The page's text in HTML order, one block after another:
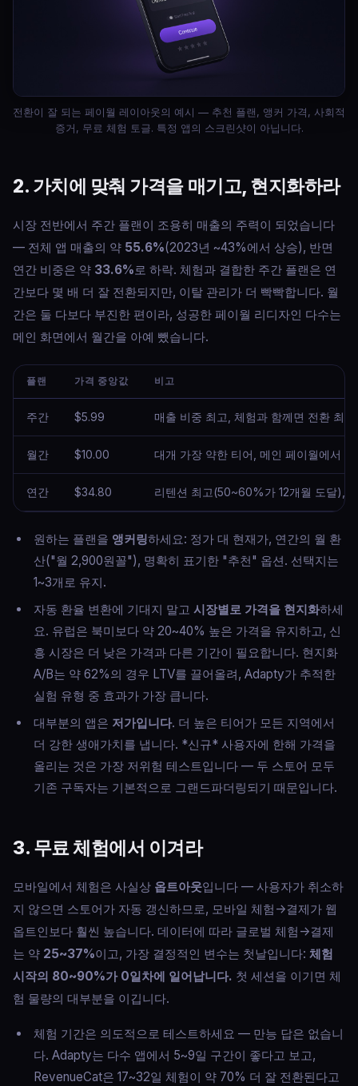
전환이 잘 되는 페이월 레이아웃의 예시 — 추천 플랜, 앵커 가격, 사회적
증거, 무료 체험 토글. 특정 앱의 스크린샷이 아닙니다.
2. 가치에 맞춰 가격을 매기고, 현지화하라
시장 전반에서 주간 플랜이 조용히 매출의 주력이 되었습니다
— 전체 앱 매출의 약 55.6%(2023년 ~43%에서 상승), 반면
연간 비중은 약 33.6%로 하락. 체험과 결합한 주간 플랜은 연
간보다 몇 배 더 잘 전환되지만, 이탈 관리가 더 빡빡합니다. 월
간은 둘 다보다 부진한 편이라, 성공한 페이월 리디자인 다수는
메인 화면에서 월간을 아예 뺐습니다.
플랜 가격 중앙값 비고
주간 $5.99 매출 비중 최고, 체험과 함께면 전환 최
월간 $10.00 대개 가장 약한 티어, 메인 페이월에서
연간 $34.80 리텐션 최고(50~60%가 12개월 도달),
원하는 플랜을 앵커링하세요: 정가 대 현재가, 연간의 월 환
산("월 2,900원꼴"), 명확히 표기한 "추천" 옵션. 선택지는
1~3개로 유지.
자동 환율 변환에 기대지 말고 시장별로 가격을 현지화하세
요. 유럽은 북미보다 약 20~40% 높은 가격을 유지하고, 신
흥 시장은 더 낮은 가격과 다른 기간이 필요합니다. 현지화
A/B는 약 62%의 경우 LTV를 끌어올려, Adapty가 추적한
실험 유형 중 효과가 가장 큽니다.
대부분의 앱은 저가입니다. 더 높은 티어가 모든 지역에서
더 강한 생애가치를 냅니다. *신규* 사용자에 한해 가격을
올리는 것은 가장 저위험 테스트입니다 — 두 스토어 모두
기존 구독자는 기본적으로 그랜드파더링되기 때문입니다.
3. 무료 체험에서 이겨라
모바일에서 체험은 사실상 옵트아웃입니다 — 사용자가 취소하
지 않으면 스토어가 자동 갱신하므로, 모바일 체험→결제가 웹
옵트인보다 훨씬 높습니다. 데이터에 따라 글로벌 체험→결제
는 약 25~37%이고, 가장 결정적인 변수는 첫날입니다: 체험
시작의 80~90%가 0일차에 일어납니다. 첫 세션을 이기면 체
험 물량의 대부분을 이깁니다.
체험 기간은 의도적으로 테스트하세요 — 만능 답은 없습니
다. Adapty는 다수 앱에서 5~9일 구간이 좋다고 보고,
RevenueCat은 17~32일 체험이 약 70% 더 잘 전환된다고